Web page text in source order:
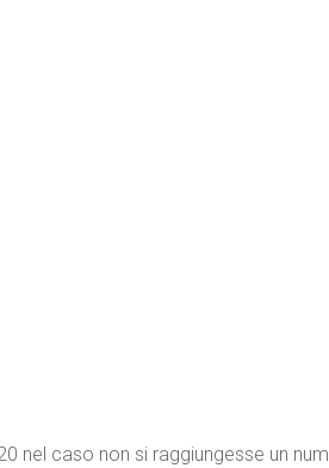
nel caso non si raggiungesse un